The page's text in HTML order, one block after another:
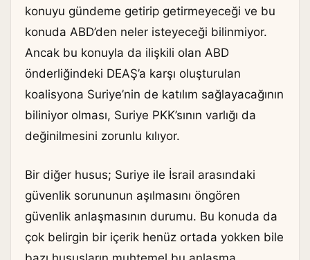
konuyu gündeme getirip getirmeyeceği ve bu
konuda ABD’den neler isteyeceği bilinmiyor.
Ancak bu konuyla da ilişkili olan ABD
önderliğindeki DEAŞ’a karşı oluşturulan
koalisyona Suriye’nin de katılım sağlayacağının
biliniyor olması, Suriye PKK’sının varlığı da
değinilmesini zorunlu kılıyor.
Bir diğer husus; Suriye ile İsrail arasındaki
güvenlik sorununun aşılmasını öngören
güvenlik anlaşmasının durumu. Bu konuda da
çok belirgin bir içerik henüz ortada yokken bile